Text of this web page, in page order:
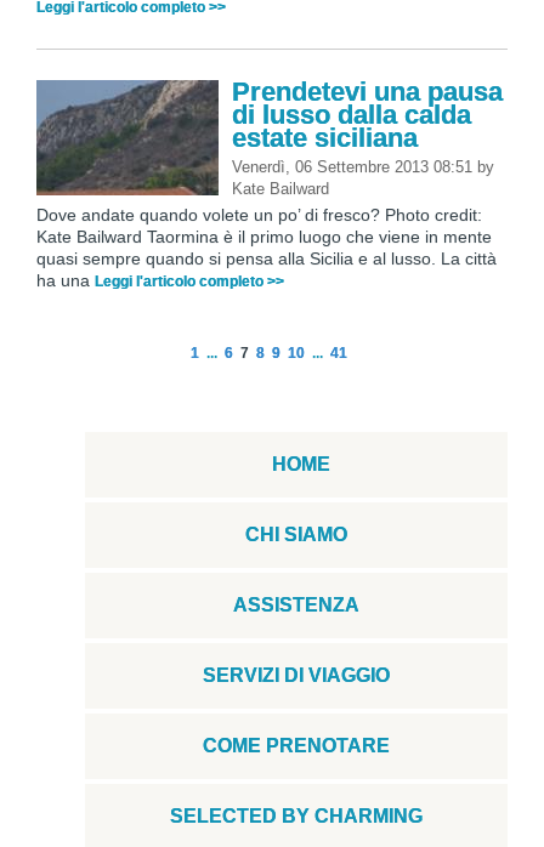
Leggi l'articolo completo >>
Prendetevi una pausa
di lusso dalla calda
estate siciliana
Venerdì, 06 Settembre 2013 08:51 by
Kate Bailward
Dove andate quando volete un po’ di fresco? Photo credit:
Kate Bailward Taormina è il primo luogo che viene in mente
quasi sempre quando si pensa alla Sicilia e al lusso. La città
ha una Leggi l'articolo completo >>
1 ... 6 7 8 9 10 ... 41
HOME
CHI SIAMO
ASSISTENZA
SERVIZI DI VIAGGIO
COME PRENOTARE
SELECTED BY CHARMING